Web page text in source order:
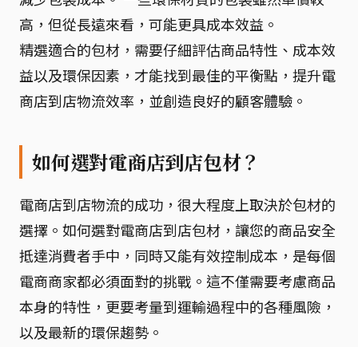
高，但從長遠來看，可能更具成本效益。
精選適合的包材，需要仔細評估商品特性、成本效
益以及環保因素，才能找到最佳的平衡點，提升電
商店到店物流效率，並創造良好的顧客體驗。
如何選對電商店到店包材？
電商店到店物流的成功，很大程度上取決於包材的
選擇。如何選對電商店到店包材，讓您的商品安全
抵達消費者手中，同時又能有效控制成本，是每個
電商商家都必須面對的挑戰。這不僅需要考慮商品
本身的特性，更要考量到運輸過程中的各種風險，
以及最新的環保趨勢。